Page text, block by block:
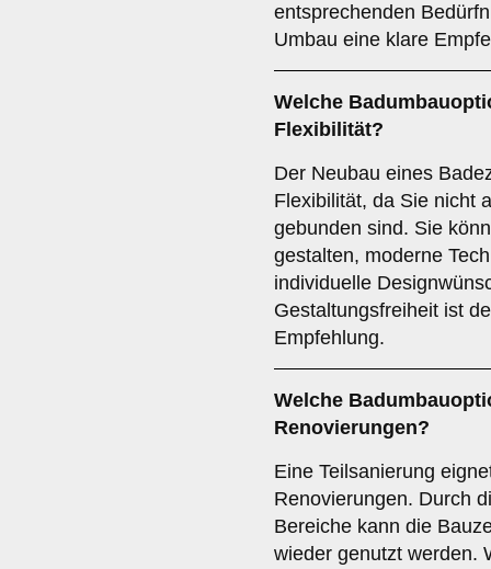
entsprechenden
Umbau eine klare
Welche
Flexibilität?
Der Neubau eines
Flexibilität, da Sie nicht
gebunden sind. Sie
gestalten, moderne
individuelle
Gestaltungsfreiheit ist
Empfehlung.
Welche
Renovierungen?
Eine Teilsanierung
Renovierungen. Durch
Bereiche kann die
wieder genutzt werden.